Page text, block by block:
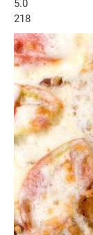
5.0
218